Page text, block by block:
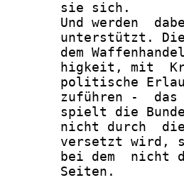
       sie sich.
Und werden
unterstützt.
dem
higkeit, mit
politische
zuführen -
spielt die
nicht durch
versetzt wird,
bei dem  nicht
       Seiten.